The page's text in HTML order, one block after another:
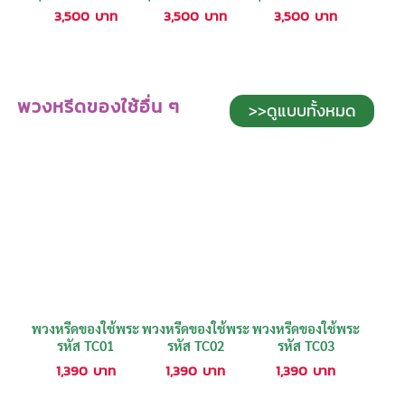
3,500 บาท 3,500 บาท 3,500 บาท
พวงหรีดของใช้อื่น ๆ >>ดูแบบทั้งหมด
พวงหรีดของใช้พระ
รหัส TC01
1,390 บาท
พวงหรีดของใช้พระ
รหัส TC02
1,390 บาท
พวงหรีดของใช้พระ
รหัส TC03
1,390 บาท